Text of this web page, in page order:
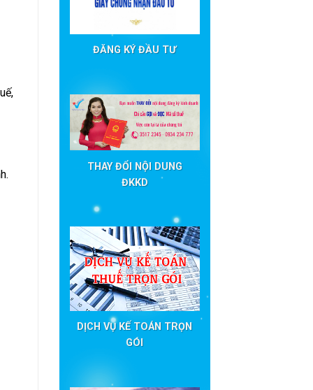
ĐĂNG KÝ ĐẦU TƯ
THAY ĐỔI NỘI DUNG
ĐKKD
DỊCH VỤ KẾ TOÁN TRỌN
GÓI